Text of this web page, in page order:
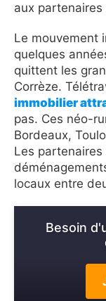
aux partenaires
Le mouvement
quelques
quittent les
Corrèze.
immobilier
pas. Ces néo-
Bordeaux,
Les
locaux entre
Besoin